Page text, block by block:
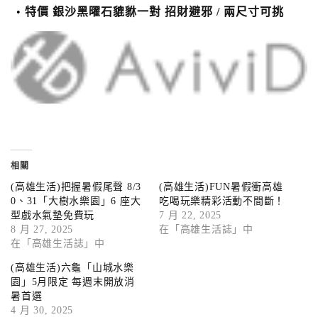
特價 銀沙黑曜石貔貅一對 招財避邪 / 兩尺寸可挑
相關
(高雄生活)把握暑假尾聲 8/3
0、31「大樹水樂園」6 座大
型戲水氣墊免費玩
8 月 27, 2025
在「高雄生活誌」中
(高雄生活)FUN暑假衝高雄
吃喝玩樂精彩活動不間斷！
7 月 22, 2025
在「高雄生活誌」中
(高雄生活)六龜「山城水樂
園」5月限定 每週末開放消
暑首選
4 月 30, 2025